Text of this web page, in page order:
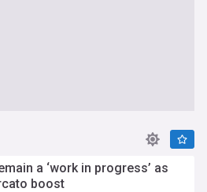
a ‘work in progress’ as
boost